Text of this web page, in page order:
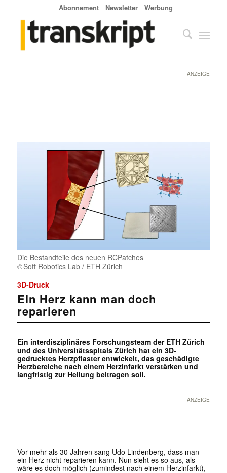
Abonnement Newsletter Werbung
ANZEIGE
Die Bestandteile des neuen RCPatches
Soft Robotics Lab / ETH Zürich
3D-Druck
Ein Herz kann man doch
reparieren
Ein interdisziplinäres Forschungsteam der ETH Zürich
und des Universitätsspitals Zürich hat ein 3D-
gedrucktes Herzpflaster entwickelt, das geschädigte
Herzbereiche nach einem Herzinfarkt verstärken und
langfristig zur Heilung beitragen soll.
ANZEIGE
Vor mehr als 30 Jahren sang Udo Lindenberg, dass man
ein Herz nicht reparieren kann. Nun sieht es so aus, als
wäre es doch möglich (zumindest nach einem Herzinfarkt),